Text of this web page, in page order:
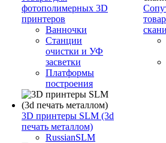
фотополимерных 3D
принтеров
Ванночки
Станции
очистки и УФ
засветки
Платформы
построения
3D принтеры SLM (3d
печать металлом)
RussianSLM